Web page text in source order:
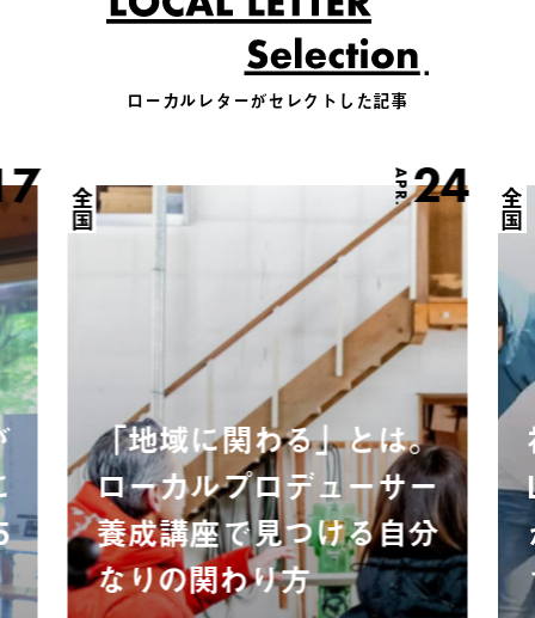
ローカルレターがセレクトした記事
APR.24
全国
「地域に関わる」とは。
ローカルプロデューサー
養成講座で見つける自分
なりの関わり方
全国